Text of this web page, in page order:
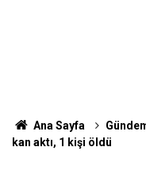
Ana Sayfa
kan aktı, 1 kişi öldü